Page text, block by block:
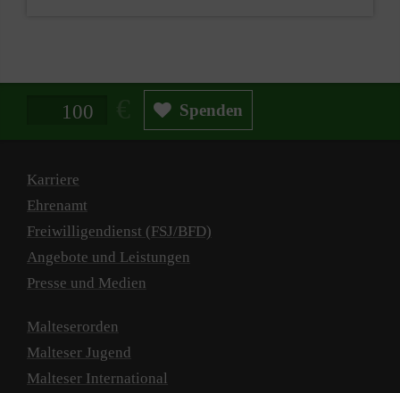
Spendenbetrag in Euro Spenden
Karriere
Ehrenamt
Freiwilligendienst (FSJ/BFD)
Angebote und Leistungen
Presse und Medien
Malteserorden
Malteser Jugend
Malteser International